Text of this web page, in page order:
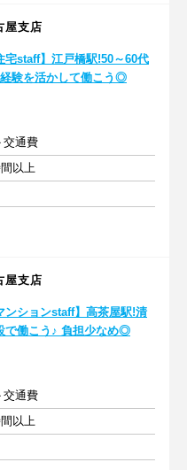
屋支店
宅staff】江戸橋駅!50～60代
験を活かして働こう◎
通費
以上
屋支店
ンションstaff】高茶屋駅!清
で働こう♪ 負担少なめ◎
通費
以上